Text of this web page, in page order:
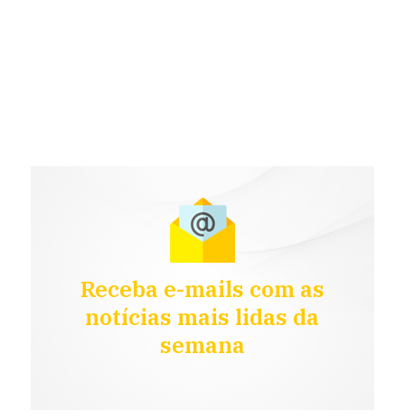
Receba e-mails com as
notícias mais lidas da
semana